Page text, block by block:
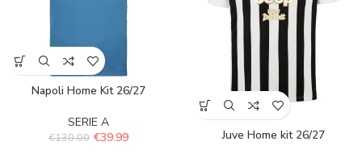
Napoli Home Kit 26/27
SERIE A
€130.00 €39.99 Juve Home kit 26/27